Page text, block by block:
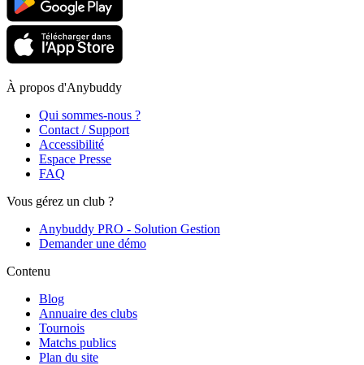
À propos d'Anybuddy
Qui sommes-nous ?
Contact / Support
Accessibilité
Espace Presse
FAQ
Vous gérez un club ?
Anybuddy PRO - Solution Gestion
Demander une démo
Contenu
Blog
Annuaire des clubs
Tournois
Matchs publics
Plan du site